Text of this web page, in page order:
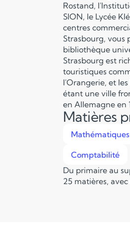
Rostand,
SION, le Lycée
centres
Strasbourg, vous
bibliothèque
Strasbourg est
touristiques
l'Orangerie, et
étant une ville
en Allemagne en
Matières
Mathématiques
Comptabilité
Du primaire au
25 matières,